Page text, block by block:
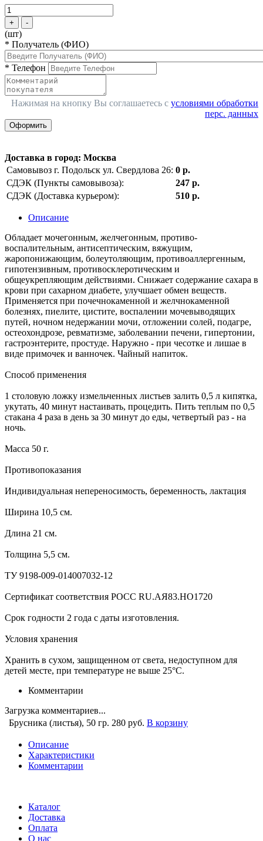
+ -
(шт)
* Получатель (ФИО)
* Телефон
Нажимая на кнопку Вы соглашаетесь с условиями обработки
перс. данных
Оформить
Доставка в город: Москва
Самовывоз г. Подольск ул. Свердлова 26: 0 р.
СДЭК (Пункты самовывоза):
247 р.
СДЭК (Доставка курьером):
510 р.
Описание
Обладает мочегонным, желчегонным, противо-
воспалительным, антисептическим, вяжущим,
жаропонижающим, болеутоляющим, противоаллергенным,
гипотензивным, противосклеротическим и
общеукрепляющим действиями. Снижает содержание сахара в
крови при сахарном диабете, улучшает обмен веществ.
Применяется при почечнокаменной и желчнокаменной
болезнях, пиелите, цистите, воспалении мочевыводящих
путей, ночном недержании мочи, отложении солей, подагре,
остеохондрозе, ревматизме, заболевании печени, гипертонии,
гастроэнтерите, простуде. Наружно - при чесотке и лишае в
виде примочек и ванночек. Чайный напиток.
Способ применения
1 столовую ложку измельченных листьев залить 0,5 л кипятка,
укутать, 40 минут настаивать, процедить. Пить теплым по 0,5
стакана 4 раза в день за 30 минут до еды, четвертый раз - на
ночь.
Масса 50 г.
Противопоказания
Индивидуальная непереносимость, беременность, лактация
Ширина 10,5 см.
Длина 21 см.
Толщина 5,5 см.
ТУ 9198-009-014007032-12
Сертификат соответствия РОСС RU.АЯ83.НО1720
Срок годности 2 года с даты изготовления.
Условия хранения
Хранить в сухом, защищенном от света, недоступном для
детей месте, при температуре не выше 25°С.
Комментарии
Загрузка комментариев...
Брусника (листья), 50 гр. 280 руб. В корзину
Описание
Характеристики
Комментарии
Каталог
Доставка
Оплата
О нас